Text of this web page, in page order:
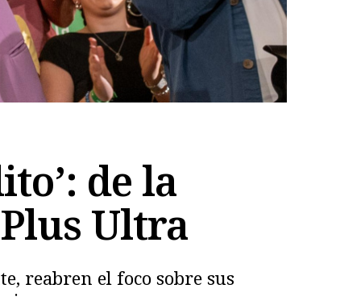
de la
Ultra
reabren el foco sobre sus